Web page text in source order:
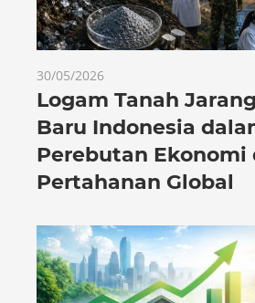
30/05/2026
Logam Tanah
Baru Indonesia
Perebutan Ekonomi
Pertahanan Global